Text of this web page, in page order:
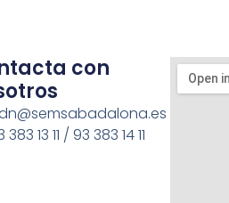
con
383 13 11 / 93 383 14 11